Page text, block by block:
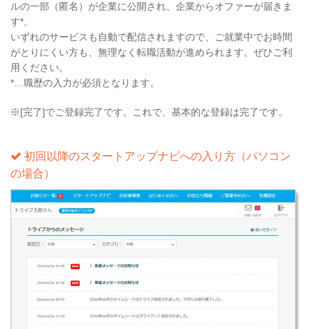
ルの一部（匿名）が企業に公開され、企業からオファーが届きま
す*。
いずれのサービスも自動で配信されますので、ご就業中でお時間
がとりにくい方も、無理なく転職活動が進められます。ぜひご利
用ください。
*…職歴の入力が必須となります。
※[完了]でご登録完了です。これで、基本的な登録は完了です。
初回以降のスタートアップナビへの入り方（パソコン
の場合）